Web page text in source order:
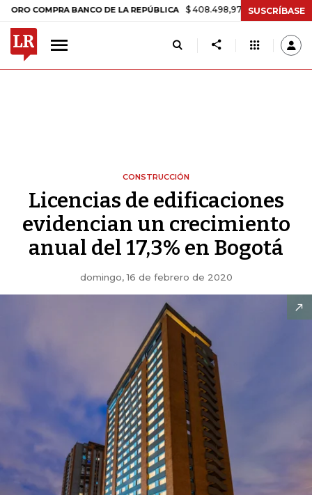
BANCO DE LA REPÚBLICA $ 408.498,97 +$ 8.753,81 +2,19%
SUSCRÍBASE
CONSTRUCCIÓN
Licencias de edificaciones
evidencian un crecimiento
anual del 17,3% en Bogotá
domingo, 16 de febrero de 2020